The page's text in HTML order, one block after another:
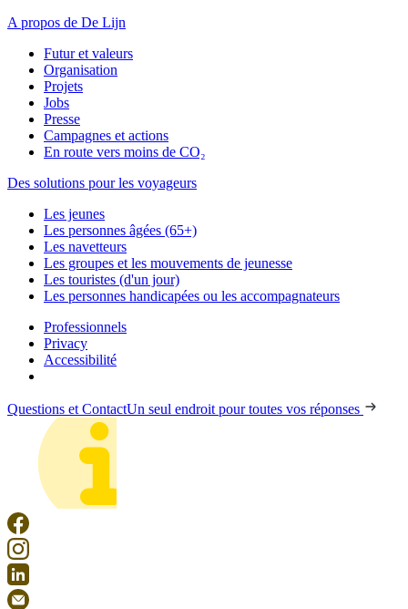
A propos de De Lijn
Futur et valeurs
Organisation
Projets
Jobs
Presse
Campagnes et actions
En route vers moins de CO₂
Des solutions pour les voyageurs
Les jeunes
Les personnes âgées (65+)
Les navetteurs
Les groupes et les mouvements de jeunesse
Les touristes (d'un jour)
Les personnes handicapées ou les accompagnateurs
Professionnels
Privacy
Accessibilité
Questions et ContactUn seul endroit pour toutes vos réponses